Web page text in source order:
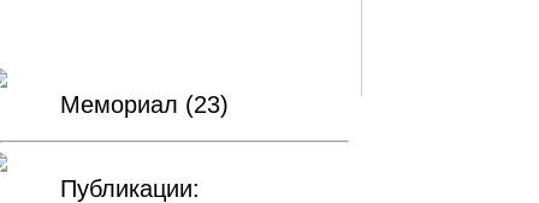
Мемориал (23)
Публикации: